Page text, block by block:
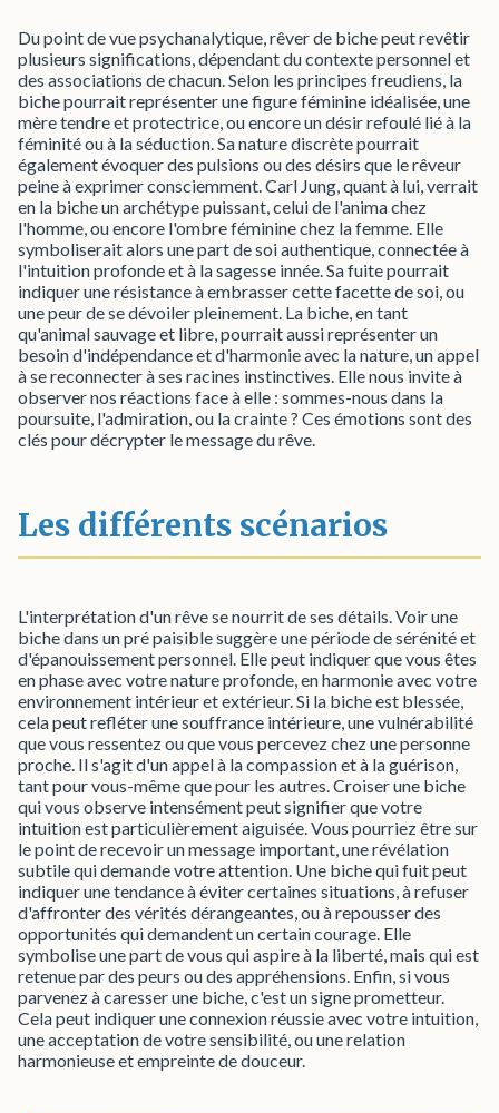
Du point de vue psychanalytique, rêver de biche peut revêtir
plusieurs significations, dépendant du contexte personnel et
des associations de chacun. Selon les principes freudiens, la
biche pourrait représenter une figure féminine idéalisée, une
mère tendre et protectrice, ou encore un désir refoulé lié à la
féminité ou à la séduction. Sa nature discrète pourrait
également évoquer des pulsions ou des désirs que le rêveur
peine à exprimer consciemment. Carl Jung, quant à lui, verrait
en la biche un archétype puissant, celui de l'anima chez
l'homme, ou encore l'ombre féminine chez la femme. Elle
symboliserait alors une part de soi authentique, connectée à
l'intuition profonde et à la sagesse innée. Sa fuite pourrait
indiquer une résistance à embrasser cette facette de soi, ou
une peur de se dévoiler pleinement. La biche, en tant
qu'animal sauvage et libre, pourrait aussi représenter un
besoin d'indépendance et d'harmonie avec la nature, un appel
à se reconnecter à ses racines instinctives. Elle nous invite à
observer nos réactions face à elle : sommes-nous dans la
poursuite, l'admiration, ou la crainte ? Ces émotions sont des
clés pour décrypter le message du rêve.
Les différents scénarios
L'interprétation d'un rêve se nourrit de ses détails. Voir une
biche dans un pré paisible suggère une période de sérénité et
d'épanouissement personnel. Elle peut indiquer que vous êtes
en phase avec votre nature profonde, en harmonie avec votre
environnement intérieur et extérieur. Si la biche est blessée,
cela peut refléter une souffrance intérieure, une vulnérabilité
que vous ressentez ou que vous percevez chez une personne
proche. Il s'agit d'un appel à la compassion et à la guérison,
tant pour vous-même que pour les autres. Croiser une biche
qui vous observe intensément peut signifier que votre
intuition est particulièrement aiguisée. Vous pourriez être sur
le point de recevoir un message important, une révélation
subtile qui demande votre attention. Une biche qui fuit peut
indiquer une tendance à éviter certaines situations, à refuser
d'affronter des vérités dérangeantes, ou à repousser des
opportunités qui demandent un certain courage. Elle
symbolise une part de vous qui aspire à la liberté, mais qui est
retenue par des peurs ou des appréhensions. Enfin, si vous
parvenez à caresser une biche, c'est un signe prometteur.
Cela peut indiquer une connexion réussie avec votre intuition,
une acceptation de votre sensibilité, ou une relation
harmonieuse et empreinte de douceur.